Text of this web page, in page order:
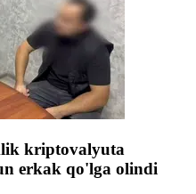
kriptovalyuta
erkak qo'lga olindi